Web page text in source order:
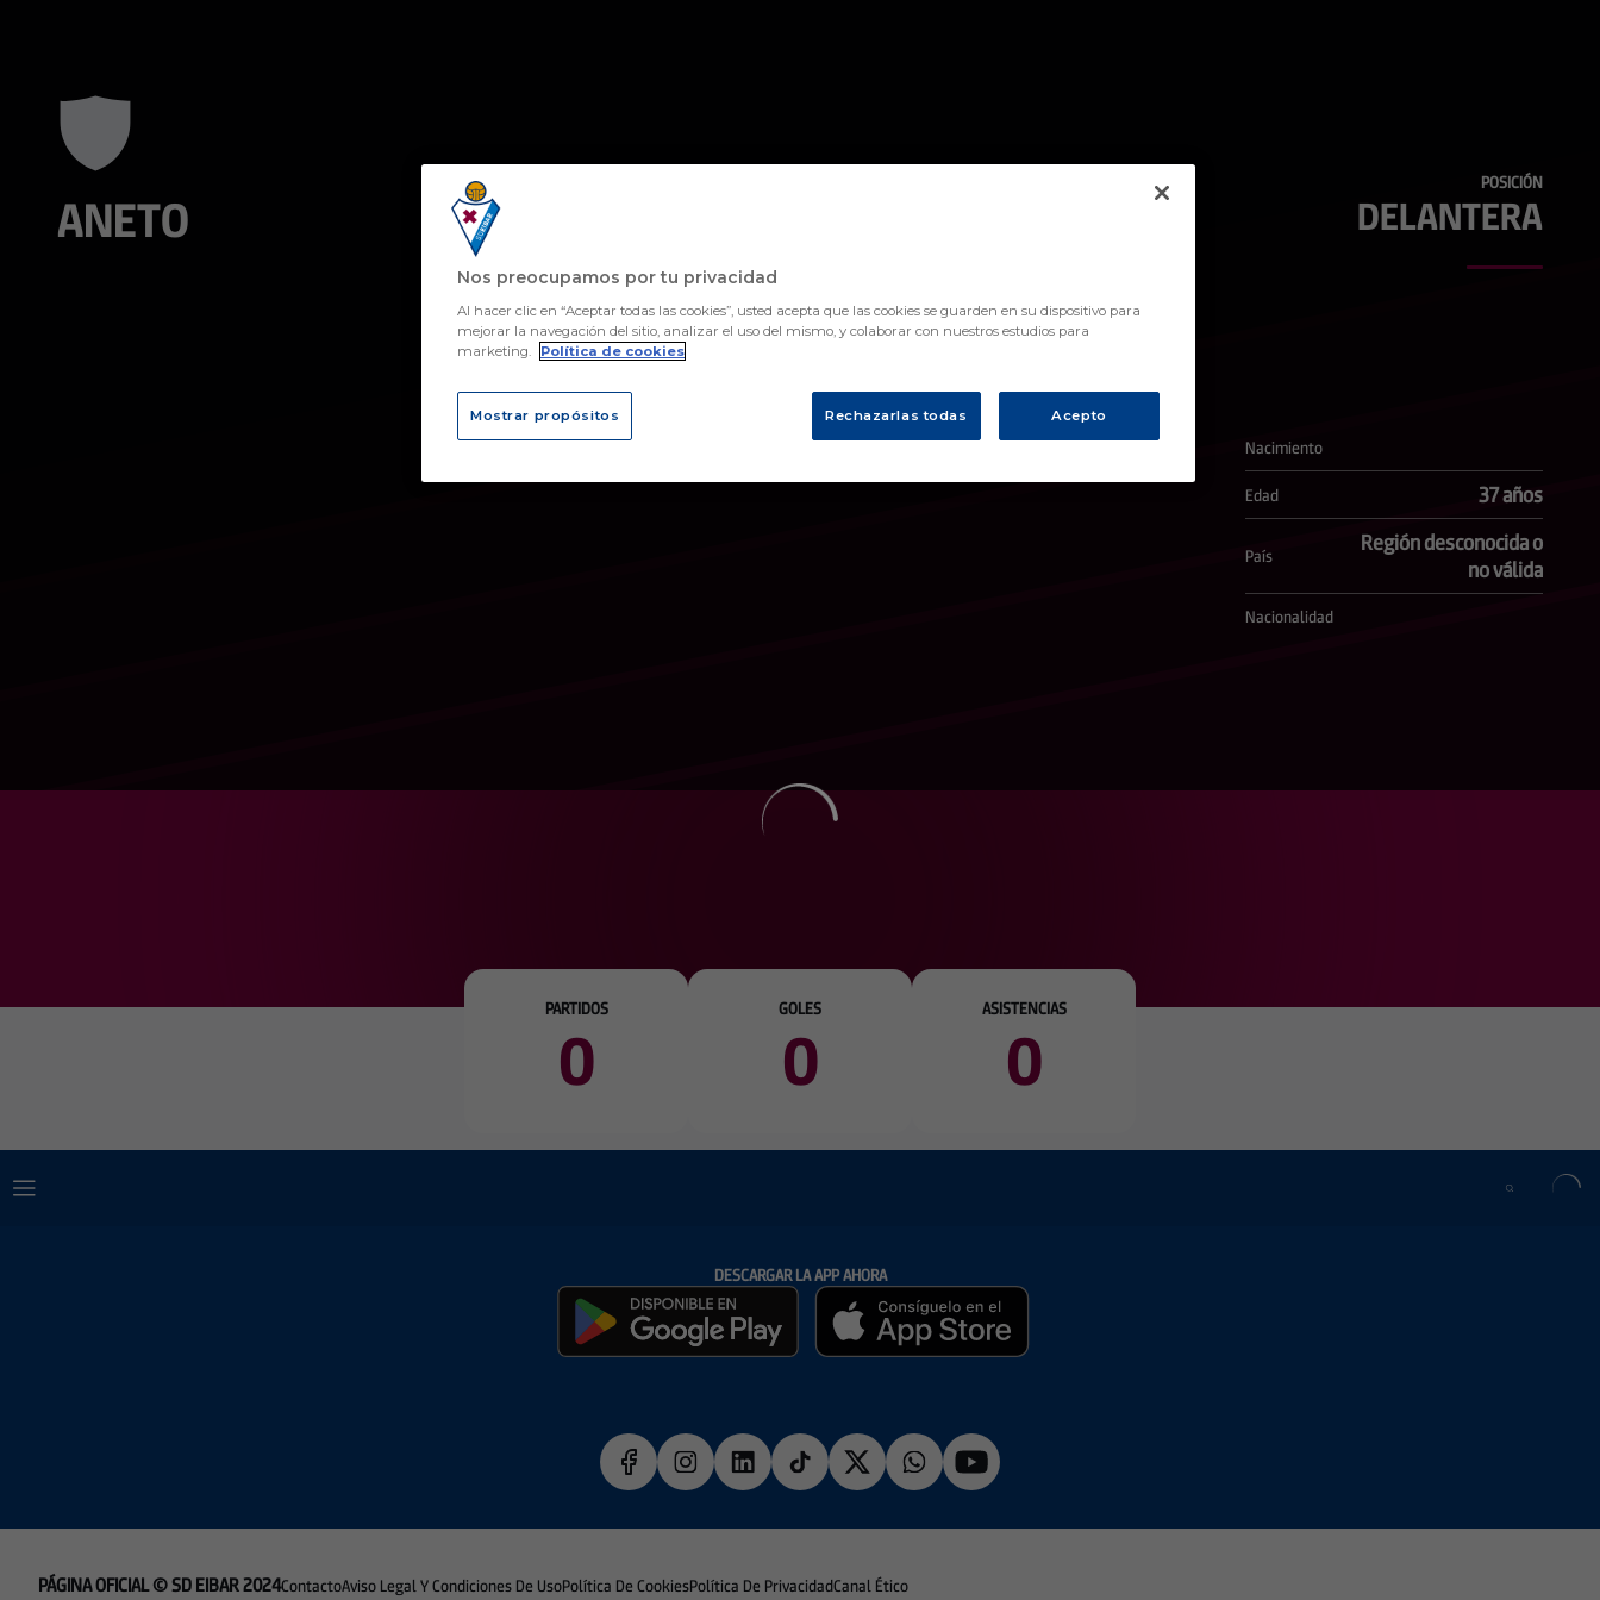
ANETO
POSICIÓN
DELANTERA
Nacimiento
Edad 37 años
País
Región desconocida o
no válida
Nacionalidad
PARTIDOS
0
GOLES
0
ASISTENCIAS
0
DESCARGAR LA APP AHORA
ContactoAviso Legal Y Condiciones De UsoPolítica De CookiesPolítica De PrivacidadCanal Ético
PÁGINA OFICIAL © SD EIBAR 2024
Nos preocupamos por tu privacidad
Al hacer clic en “Aceptar todas las cookies”, usted acepta que las cookies se guarden en su dispositivo para
mejorar la navegación del sitio, analizar el uso del mismo, y colaborar con nuestros estudios para
marketing.
Política de cookies
Mostrar propósitos Rechazarlas todas Acepto